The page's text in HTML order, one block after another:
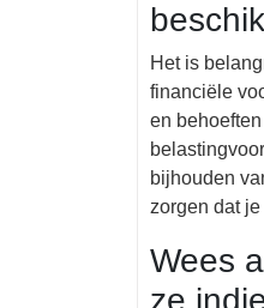
Het is
financiële
en
bijhouden
zorgen dat
Wees
ze